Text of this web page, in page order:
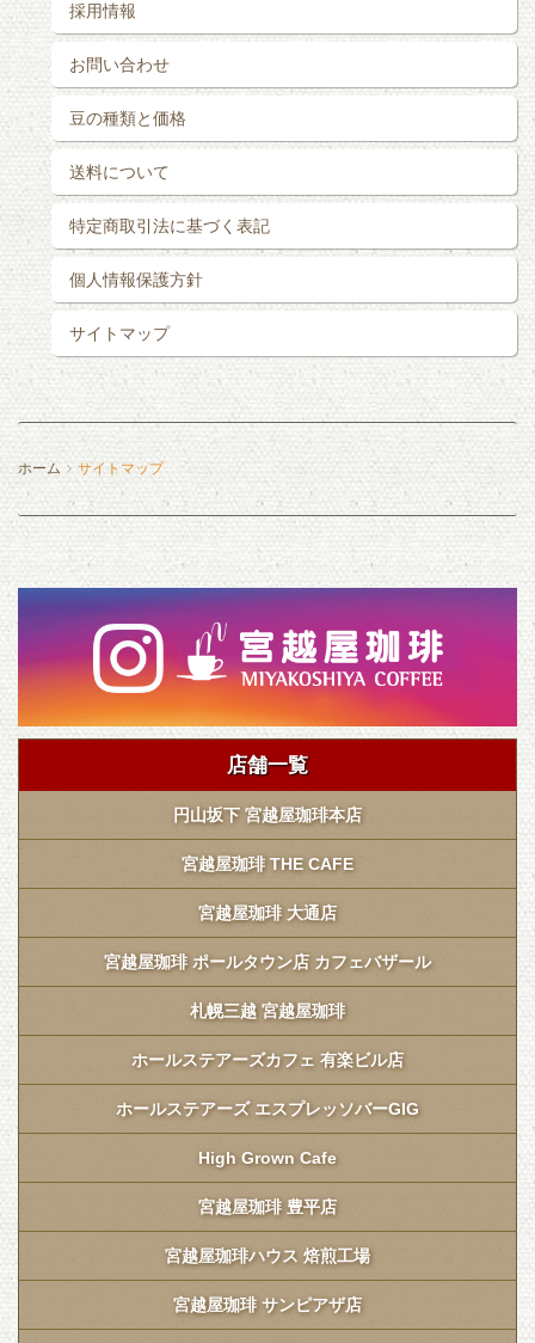
採用情報
お問い合わせ
豆の種類と価格
送料について
特定商取引法に基づく表記
個人情報保護方針
サイトマップ
ホーム サイトマップ
店舗一覧
円山坂下 宮越屋珈琲本店
宮越屋珈琲 THE CAFE
宮越屋珈琲 大通店
宮越屋珈琲 ポールタウン店 カフェバザール
札幌三越 宮越屋珈琲
ホールステアーズカフェ 有楽ビル店
ホールステアーズ エスプレッソバーGIG
High Grown Cafe
宮越屋珈琲 豊平店
宮越屋珈琲ハウス 焙煎工場
宮越屋珈琲 サンピアザ店